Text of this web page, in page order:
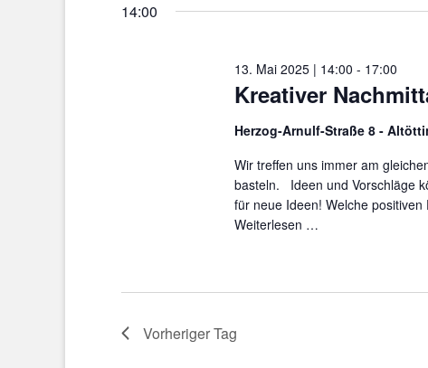
14:00
Kreativer
13. Mai 2025 | 14:00 - 17:00
Herzog-Arnulf-Straße 8 -
Wir treffen uns immer am
basteln. Ideen und Vorschläge
für neue Ideen! Welche
Weiterlesen …
Vorheriger Tag